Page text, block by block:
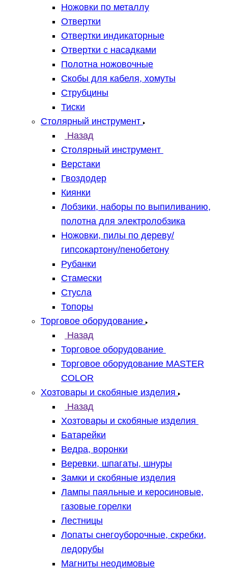
Ножовки по металлу
Отвертки
Отвертки индикаторные
Отвертки с насадками
Полотна ножовочные
Скобы для кабеля, хомуты
Струбцины
Тиски
Столярный инструмент
Назад
Столярный инструмент
Верстаки
Гвоздодер
Киянки
Лобзики, наборы по выпиливанию,
полотна для электролобзика
Ножовки, пилы по дереву/
гипсокартону/пенобетону
Рубанки
Стамески
Стусла
Топоры
Торговое оборудование
Назад
Торговое оборудование
Торговое оборудование MASTER
COLOR
Хозтовары и скобяные изделия
Назад
Хозтовары и скобяные изделия
Батарейки
Ведра, воронки
Веревки, шпагаты, шнуры
Замки и скобяные изделия
Лампы паяльные и керосиновые,
газовые горелки
Лестницы
Лопаты снегоуборочные, скребки,
ледорубы
Магниты неодимовые